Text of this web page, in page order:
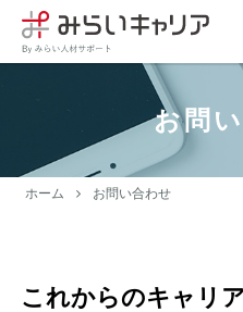
お問
ホーム お問い合わせ
これからのキャリ